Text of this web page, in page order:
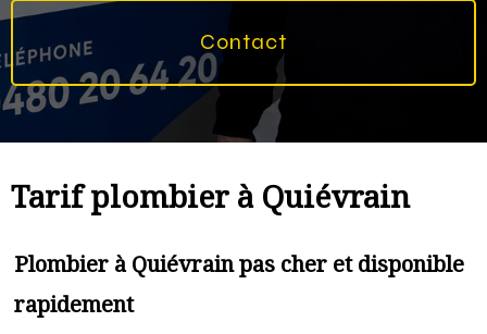
Contact
Tarif plombier à Quiévrain
Plombier à Quiévrain pas cher et disponible
rapidement